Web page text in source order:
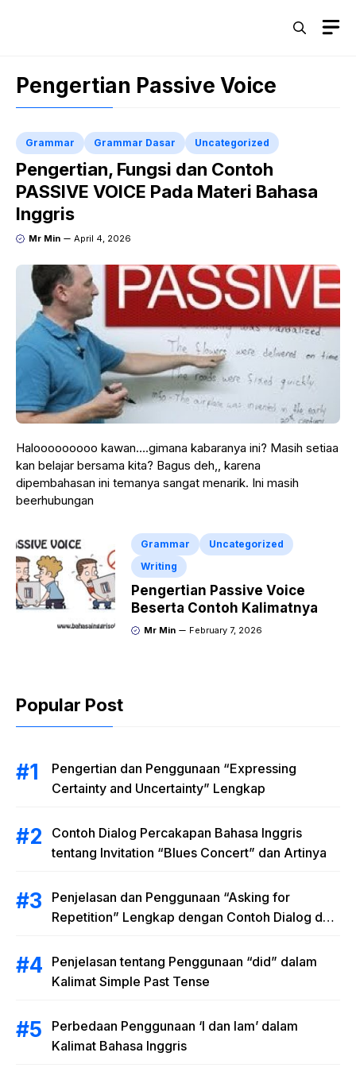
Pengertian Passive Voice
Grammar Grammar Dasar Uncategorized
Pengertian, Fungsi dan Contoh
PASSIVE VOICE Pada Materi Bahasa
Inggris
Mr Min April 4, 2026
Halooooooooo kawan….gimana kabaranya ini? Masih setiaa
kan belajar bersama kita? Bagus deh,, karena
dipembahasan ini temanya sangat menarik. Ini masih
beerhubungan
Grammar
Uncategorized
Writing
Pengertian Passive Voice
Beserta Contoh Kalimatnya
Mr Min February 7, 2026
Popular Post
Pengertian dan Penggunaan “Expressing
Certainty and Uncertainty” Lengkap
Contoh Dialog Percakapan Bahasa Inggris
tentang Invitation “Blues Concert” dan Artinya
Penjelasan dan Penggunaan “Asking for
Repetition” Lengkap dengan Contoh Dialog dan
Penjelasan tentang Penggunaan “did” dalam
Kalimat Simple Past Tense
Perbedaan Penggunaan ‘I dan Iam’ dalam
Kalimat Bahasa Inggris